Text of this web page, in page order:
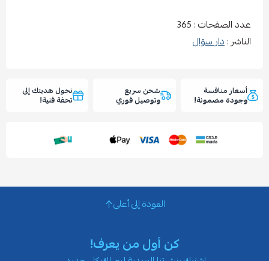
عدد الصفحات : 365
الناشر :دار سؤال
أسعار منافسة
وجودة مضمونة!
شحن سريع
وتوصيل فوري
نحول هديتك إلى
تحفة فنية!
العودة إلى أعلى
كن أول من يعرف!